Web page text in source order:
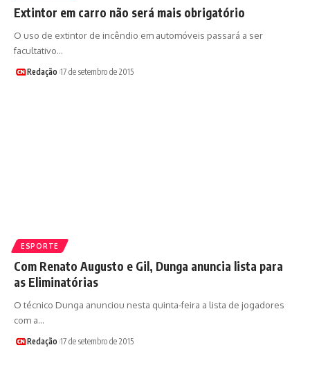
Extintor em carro não será mais obrigatório
O uso de extintor de incêndio em automóveis passará a ser
facultativo…
Redação 17 de setembro de 2015
ESPORTE
Com Renato Augusto e Gil, Dunga anuncia lista para
as Eliminatórias
O técnico Dunga anunciou nesta quinta-feira a lista de jogadores
com a…
Redação 17 de setembro de 2015